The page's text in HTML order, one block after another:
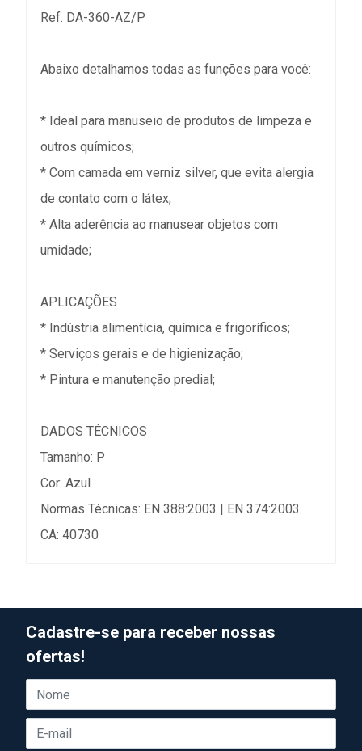
Ref. DA-360-AZ/P
Abaixo detalhamos todas as funções para você:
* Ideal para manuseio de produtos de limpeza e
outros químicos;
* Com camada em verniz silver, que evita alergia
de contato com o látex;
* Alta aderência ao manusear objetos com
umidade;
APLICAÇÕES
* Indústria alimentícia, química e frigoríficos;
* Serviços gerais e de higienização;
* Pintura e manutenção predial;
DADOS TÉCNICOS
Tamanho: P
Cor: Azul
Normas Técnicas: EN 388:2003 | EN 374:2003
CA: 40730
Cadastre-se para receber nossas
ofertas!